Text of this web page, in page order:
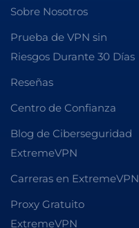
Sobre Nosotros
Prueba de VPN sin
Riesgos Durante 30 Días
Reseñas
Centro de Confianza
Blog de Ciberseguridad
ExtremeVPN
Carreras en ExtremeVPN
Proxy Gratuito
ExtremeVPN